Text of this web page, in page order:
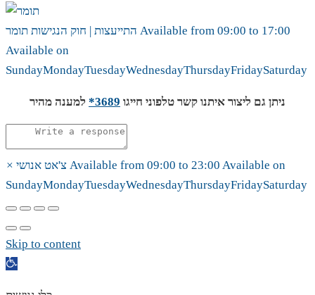
התייעצות | חוק הנגישות Available from 09:00 to 17:00
Available on
SundayMondayTuesdayWednesdayThursdayFridaySaturday
ניתן גם ליצור איתנו קשר טלפוני חייגו 3689* למענה מהיר
× צ'אט אנושי Available from 09:00 to 23:00 Available on
SundayMondayTuesdayWednesdayThursdayFridaySaturday
Skip to content
Open